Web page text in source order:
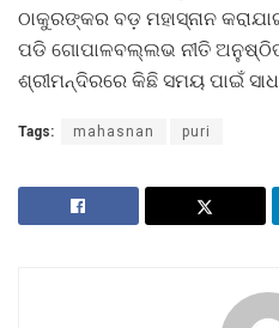
ଠାକୁରଙ୍କର ବଡ଼ ମହାସ୍ନାନ
ପଡି ଗୋପାଳବଲ୍ଲଭ ନୀତି
ଶ୍ରୀମନ୍ଦିରରେ କିଛି ସମୟ ପାଇଁ
Tags: mahasnan puri